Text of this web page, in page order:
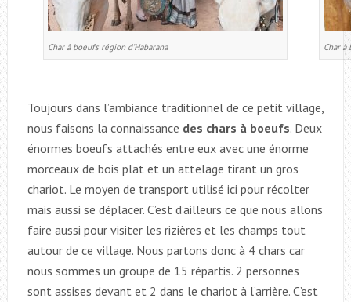
Char à boeufs région d’Habarana Char à
Toujours dans l’ambiance traditionnel de ce petit village,
nous faisons la connaissance des chars à boeufs. Deux
énormes boeufs attachés entre eux avec une énorme
morceaux de bois plat et un attelage tirant un gros
chariot. Le moyen de transport utilisé ici pour récolter
mais aussi se déplacer. C’est d’ailleurs ce que nous allons
faire aussi pour visiter les rizières et les champs tout
autour de ce village. Nous partons donc à 4 chars car
nous sommes un groupe de 15 répartis. 2 personnes
sont assises devant et 2 dans le chariot à l’arrière. C’est